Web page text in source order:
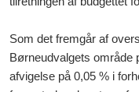
Som det fremgår af
Børneudvalgets område
afvigelse på 0,05 % i